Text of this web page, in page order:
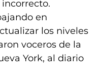
en
los niveles
voceros de la
York, al diario